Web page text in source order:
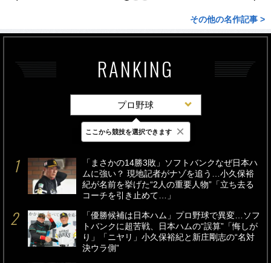
その他の名作記事 >
RANKING
プロ野球
最新 24時間 週間
「まさかの14勝3敗」ソフトバンクなぜ日本ハ
ムに強い？ 現地記者がナゾを追う…小久保裕
紀が名前を挙げた“2人の重要人物”「立ち去る
コーチを引き止めて…」
「優勝候補は日本ハム」プロ野球で異変…ソフ
トバンクに超苦戦、日本ハムの“誤算”「悔しが
り」「ニヤリ」小久保裕紀と新庄剛志の“名対
決ウラ側”
ここから競技を選択できます ×